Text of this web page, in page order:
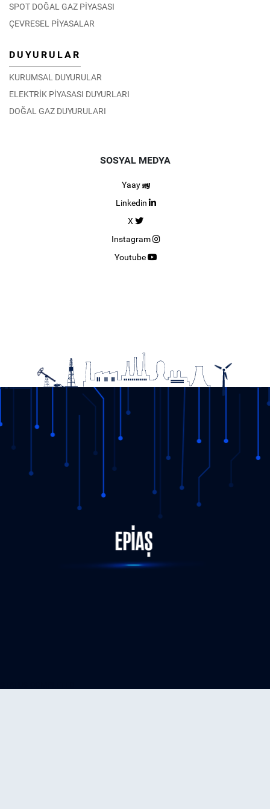
SPOT DOĞAL GAZ PİYASASI
ÇEVRESEL PİYASALAR
DUYURULAR
KURUMSAL DUYURULAR
ELEKTRİK PİYASASI DUYURLARI
DOĞAL GAZ DUYURULARI
SOSYAL MEDYA
Yaay
Linkedin
X
Instagram
Youtube